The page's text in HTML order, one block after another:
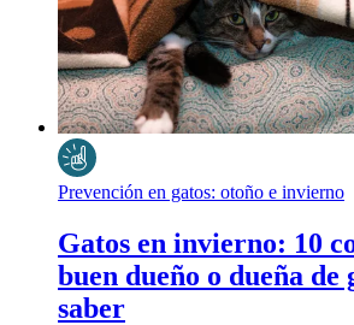
Prevención en gatos: otoño e invierno
Gatos en invierno: 10
buen dueño o dueña de
saber